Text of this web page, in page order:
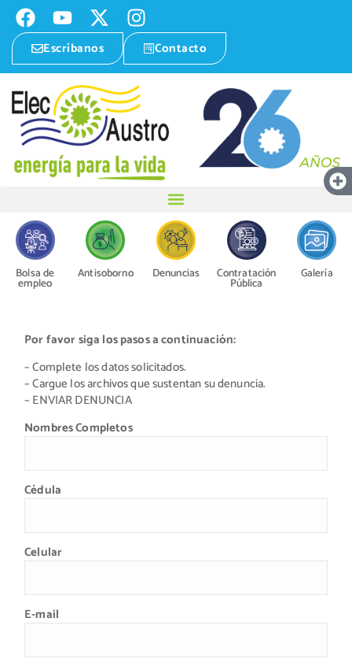
Escríbanos Contacto
Bolsa de
empleo
Antisoborno Denuncias Contratación
Pública
Galería
Por favor siga los pasos a continuación:
– Complete los datos solicitados.
– Cargue los archivos que sustentan su denuncia.
– ENVIAR DENUNCIA
Nombres Completos
Cédula
Celular
E-mail